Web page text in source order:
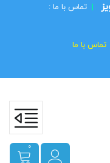
| تماس با ما :
تماس با ما
0